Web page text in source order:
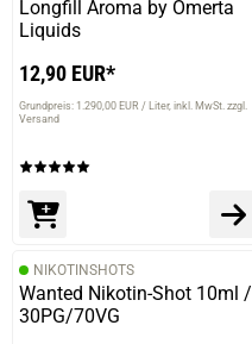
Longfill Aroma by Omerta
Liquids
12,90 EUR*
Grundpreis: 1.290,00 EUR / Liter inkl. MwSt. zzgl.
Versand
NIKOTINSHOTS
Wanted Nikotin-Shot 10ml /
30PG/70VG